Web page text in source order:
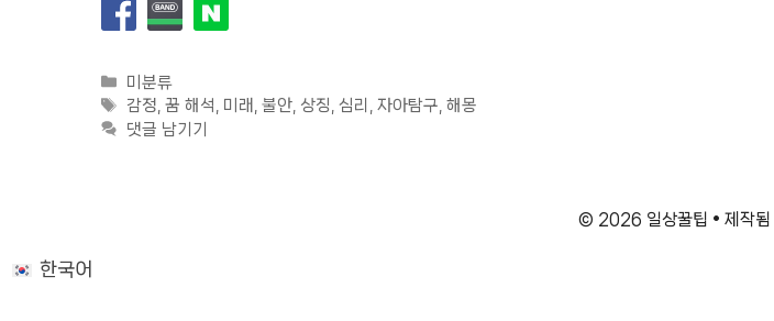
카
테
고
미분류
태
그
감정,꿈 해석, 미래 ,불안, 상징,심리 ,자아탐구,해몽
댓글 남기기
© 2026 일상꿀팁 • 제작됨
한국어